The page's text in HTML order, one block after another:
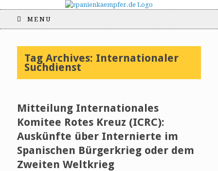
MENU
Tag Archives: Internationaler
Suchdienst
Mitteilung Internationales
Komitee Rotes Kreuz (ICRC):
Auskünfte über Internierte im
Spanischen Bürgerkrieg oder dem
Zweiten Weltkrieg